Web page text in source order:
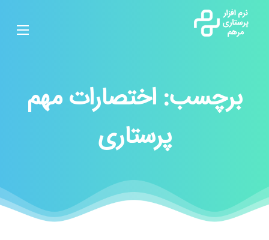
برچسب: اختصارات مهم
پرستاری